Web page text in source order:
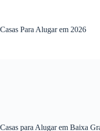
conteúdo
Casas Para Alugar em 2026
Casas para Alugar em Baixa